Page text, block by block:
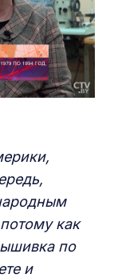
как
по
и